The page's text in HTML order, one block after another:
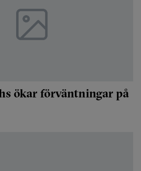
ökar förväntningar på